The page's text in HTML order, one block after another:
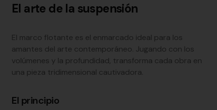
El arte de la suspensión
El marco flotante es el enmarcado ideal para los
amantes del arte contemporáneo. Jugando con los
volúmenes y la profundidad, transforma cada obra en
una pieza tridimensional cautivadora.
El principio